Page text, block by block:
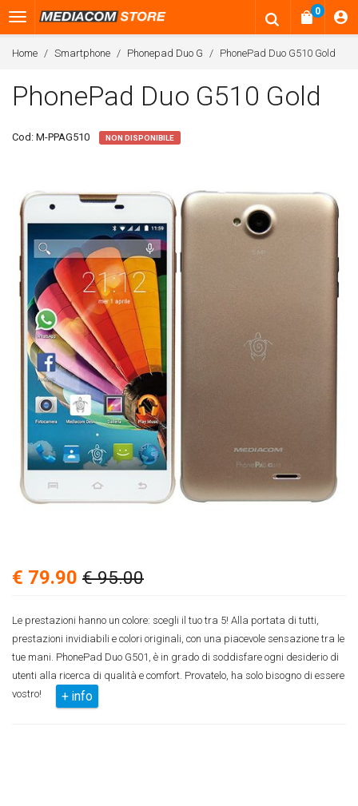
0
Home Smartphone Phonepad Duo G PhonePad Duo G510 Gold
PhonePad Duo G510 Gold
Cod: M-PPAG510 NON DISPONIBILE
€ 79.90 € 95.00
Le prestazioni hanno un colore: scegli il tuo tra 5! Alla portata di tutti,
prestazioni invidiabili e colori originali, con una piacevole sensazione tra le
tue mani. PhonePad Duo G501, è in grado di soddisfare ogni desiderio di
utenti alla ricerca di qualità e comfort. Provatelo, ha solo bisogno di essere
vostro!
+ info